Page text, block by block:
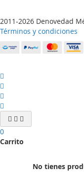
2011-2026 Denovedad
Términos y condiciones
0
Carrito
No tienes